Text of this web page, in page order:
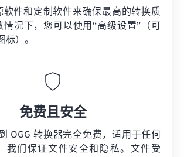
软件和定制软件来确保最高的转换质
况下，您可以使用“高级设置”（可
标）。
免费且安全
OGG 转换器完全免费，适用于任何
我们保证文件安全和隐私。文件受